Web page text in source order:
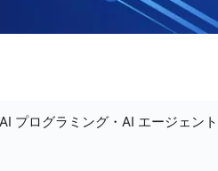
プログラミング・AI エージェン